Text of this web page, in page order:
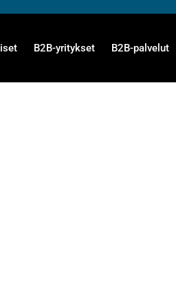
B2B-yritykset B2B-palvelut